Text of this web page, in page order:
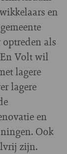
en
als
Volt wil
lagere
lagere
en
Ook
zijn.